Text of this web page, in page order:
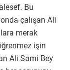
Bu
çalışan Ali
merak
işin
Ali Sami Bey